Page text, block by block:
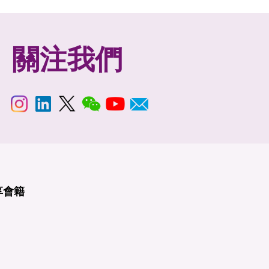
關注我們
會籍